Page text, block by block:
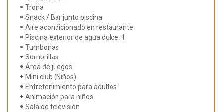
Trona
Snack / Bar junto piscina
Aire acondicionado en restaurante
Piscina exterior de agua dulce: 1
Tumbonas
Sombrillas
Área de juegos
Mini club (Niños)
Entretenimiento para adultos
Animación para niños
Sala de televisión